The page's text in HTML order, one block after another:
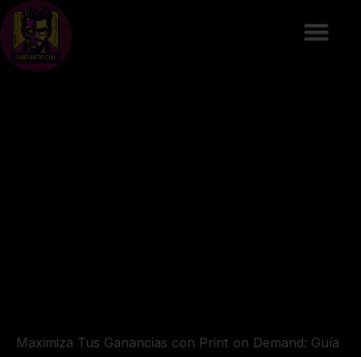
Ir
contenido
Maximiza Tus Ganancias con Print on Demand: Guía